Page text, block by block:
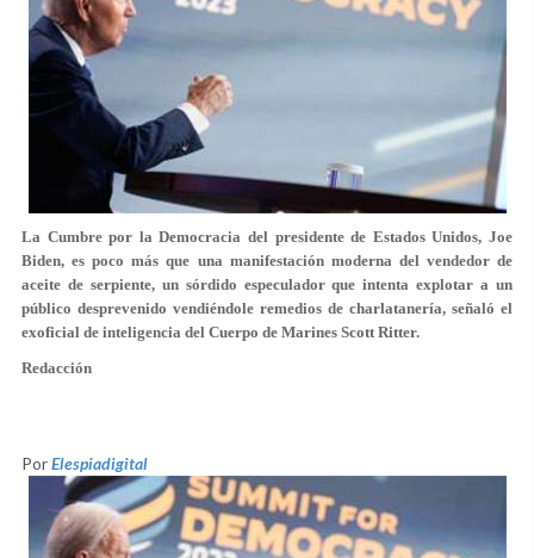
La Cumbre por la Democracia del presidente de Estados Unidos, Joe
Biden, es poco más que una manifestación moderna del vendedor de
aceite de serpiente, un sórdido especulador que intenta explotar a un
público desprevenido vendiéndole remedios de charlatanería, señaló el
exoficial de inteligencia del Cuerpo de Marines Scott Ritter.
Redacción
PorElespiadigital